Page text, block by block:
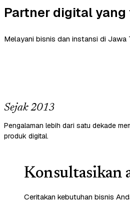
Partner digital
Melayani bisnis dan instansi di Jawa
Sejak 2013
Pengalaman lebih dari satu dekade
produk digital.
Konsultasikan
Ceritakan kebutuhan bisnis